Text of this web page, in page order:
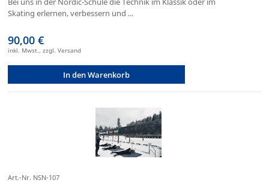
Skating erlernen, verbessern und ...
90,00 €
inkl. Mwst., zzgl. Versand
In den Warenkorb
Art.-Nr. NSN-107